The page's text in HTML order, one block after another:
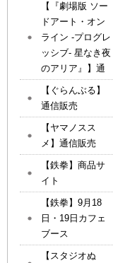
【『劇場版 ソー
ドアート・オン
ライン -プログレ
ッシブ- 星なき夜
のアリア』】通
【ぐらんぶる】
通信販売
【ヤマノスス
メ】通信販売
【鉄拳】商品サ
イト
【鉄拳】9月18
日・19日カフェ
ブース
【スタジオぬ